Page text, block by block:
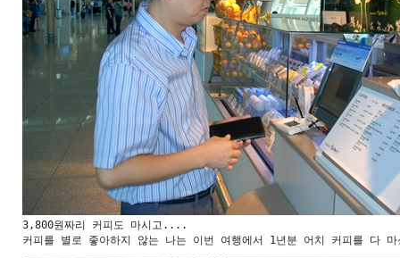
3,800원짜리 커피도 마시고....
커피를 별로 좋아하지 않는 나는 이번 여행에서 1년분 어치 커피를 다